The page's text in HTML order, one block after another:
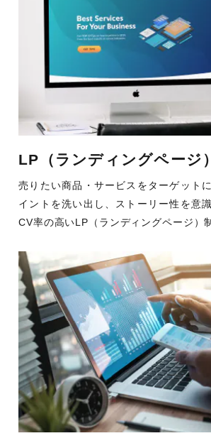
LP（ランディングページ）
売りたい商品・サービスをターゲット
イントを洗い出し、ストーリー性を意
CV率の高いLP（ランディングページ）